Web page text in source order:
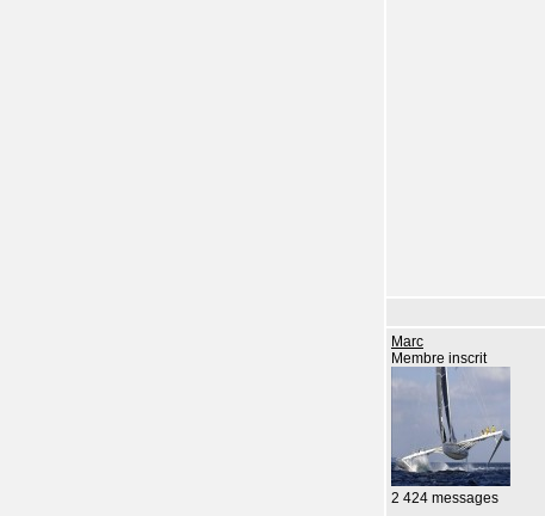
Marc
Membre inscrit
2 424 messages